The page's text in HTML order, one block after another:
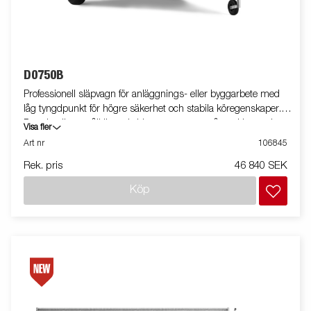
D0750B
Professionell släpvagn för anläggnings- eller byggarbete med
låg tyngdpunkt för högre säkerhet och stabila köregenskaper.
D-serien är ett pålitligt val vid transport av småmaskiner och
smidig vid lastning och lossning. Utrustad med tippfunktion.
Visa fler
Art nr
106845
Rek. pris 46 840 SEK
Köp